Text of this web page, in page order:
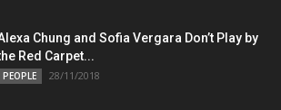
Chung and Sofia Vergara Don’t Play by
Red Carpet...
PEOPLE 28/11/2018